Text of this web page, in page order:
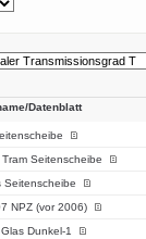
Datenblatt
Seitenscheibe
Seitenscheibe
NPZ (vor 2006)
Dunkel-1